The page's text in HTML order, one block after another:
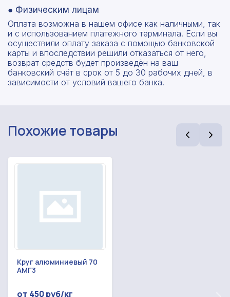
● Физическим лицам
Оплата возможна в нашем офисе как наличными, так
и с использованием платежного терминала. Если вы
осуществили оплату заказа с помощью банковской
карты и впоследствии решили отказаться от него,
возврат средств будет произведён на ваш
банковский счёт в срок от 5 до 30 рабочих дней, в
зависимости от условий вашего банка.
Похожие товары
Круг алюминиевый 70
АМГ3
от 450 руб/кг
Рассчитать смету
точный расчет сметы. Мы свяжемся с вами в
кратчайшие сроки.
телефона
Мы свяжемся с вами в ближайшее время!
Предоставим бесплатную консультацию по